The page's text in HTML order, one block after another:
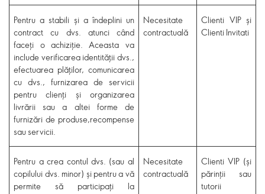
Pentru a stabili și a îndeplini un
contract cu dvs. atunci când
faceți o achiziție. Aceasta va
include verificarea identității dvs.,
efectuarea plăților, comunicarea
cu dvs., furnizarea de servicii
pentru clienți și organizarea
livrării sau a altei forme de
furnizări de produse,recompense
sau servicii.
Necesitate
contractuală
Clienti VIP și
Clienti Invitati
Pentru a crea contul dvs. (sau al
copilului dvs. minor) și pentru a vă
permite să participați la
Necesitate
contractuală
Clienti VIP (și
părinții sau
tutorii